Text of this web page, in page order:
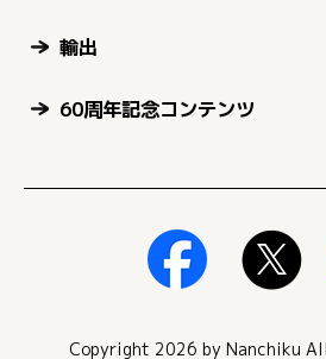
輸出
60周年記念コンテンツ
Copyright 2026 by Nanchiku